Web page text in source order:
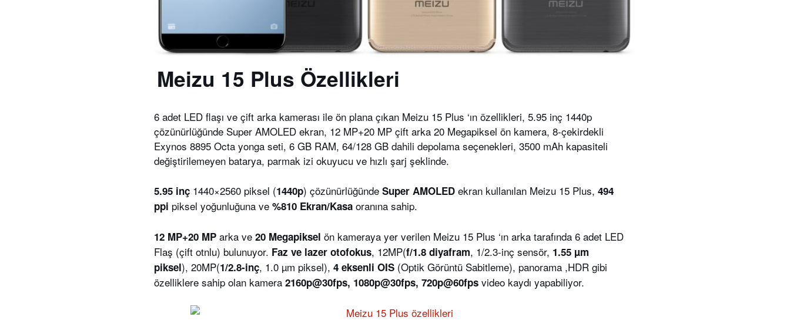
Meizu 15 Plus Özellikleri
6 adet LED flaşı ve çift arka kamerası ile ön plana çıkan Meizu 15 Plus ‘ın özellikleri, 5.95 inç 1440p
çözünürlüğünde Super AMOLED ekran, 12 MP+20 MP çift arka 20 Megapiksel ön kamera, 8-çekirdekli
Exynos 8895 Octa yonga seti, 6 GB RAM, 64/128 GB dahili depolama seçenekleri, 3500 mAh kapasiteli
değiştirilemeyen batarya, parmak izi okuyucu ve hızlı şarj şeklinde.
5.95 inç 1440×2560 piksel (1440p) çözünürlüğünde Super AMOLED ekran kullanılan Meizu 15 Plus, 494
ppi piksel yoğunluğuna ve %810 Ekran/Kasa oranına sahip.
12 MP+20 MP arka ve 20 Megapiksel ön kameraya yer verilen Meizu 15 Plus ‘ın arka tarafında 6 adet LED
Flaş (çift otnlu) bulunuyor. Faz ve lazer otofokus, 12MP(f/1.8 diyafram, 1/2.3-inç sensör, 1.55 µm
piksel), 20MP(1/2.8-inç, 1.0 µm piksel), 4 eksenli OIS (Optik Görüntü Sabitleme), panorama ,HDR gibi
özelliklere sahip olan kamera 2160p@30fps, 1080p@30fps, 720p@60fps video kaydı yapabiliyor.